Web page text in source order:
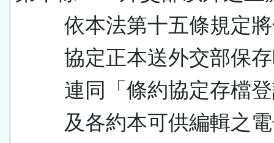
依本法第十五條規定
協定正本送外交部保
連同「條約協定存檔
及各約本可供編輯之